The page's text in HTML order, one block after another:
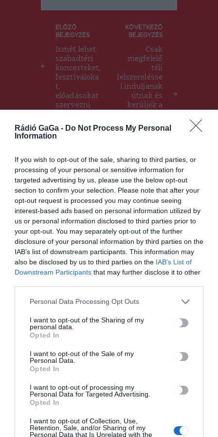
Rádió GaGa - Do Not Process My Personal
Information
If you wish to opt-out of the sale, sharing to third parties, or
processing of your personal or sensitive information for
targeted advertising by us, please use the below opt-out
section to confirm your selection. Please note that after your
opt-out request is processed you may continue seeing
interest-based ads based on personal information utilized by
us or personal information disclosed to third parties prior to
your opt-out. You may separately opt-out of the further
disclosure of your personal information by third parties on the
IAB’s list of downstream participants. This information may
also be disclosed by us to third parties on the IAB’s List of
Downstream Participants that may further disclose it to other
Personal Data Processing Opt Outs
I want to opt-out of the Sharing of my
personal data.
Opted In
I want to opt-out of the Sale of my
Personal Data.
Opted In
I want to opt-out of processing my
Personal Data for Targeted Advertising.
Opted In
I want to opt-out of Collection, Use,
Retention, Sale, and/or Sharing of my
Personal Data that Is Unrelated with the
Bejegyzés
navigáció
ELŐZŐ
BEJEGYZÉS
Ismét lehet
szabadtéri
koncerteket,
fesztiváloka
t,
előadásokat
szervezni
KÖVETKEZŐ
BEJEGYZÉS
Csak
megfelelő
téli
felszerelésse
l induljanak
útnak és
kerüljék a
turistaösvé
nyeket-
k
Ez is érdekelheti
Harmincan pályáztak
HÍRLISTA
Kézdin is